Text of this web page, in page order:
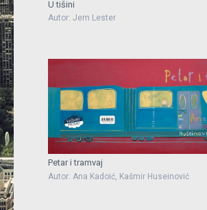
U tišini
Autor: Jem Lester
Petar i tramvaj
Autor: Ana Kadoić, Kašmir Huseinović